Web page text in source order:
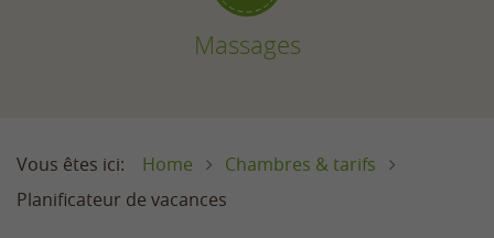
Massages
Home
Chambres & tarifs
Planificateur de vacances